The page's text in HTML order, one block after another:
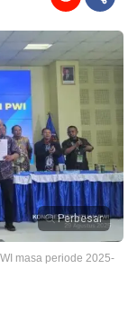
Perbesar
masa periode 2025-